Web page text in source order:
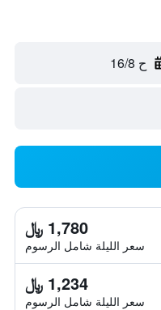
ح 16/8
1,780 ﷼
سعر الليلة شامل الرسوم
1,234 ﷼
سعر الليلة شامل الرسوم